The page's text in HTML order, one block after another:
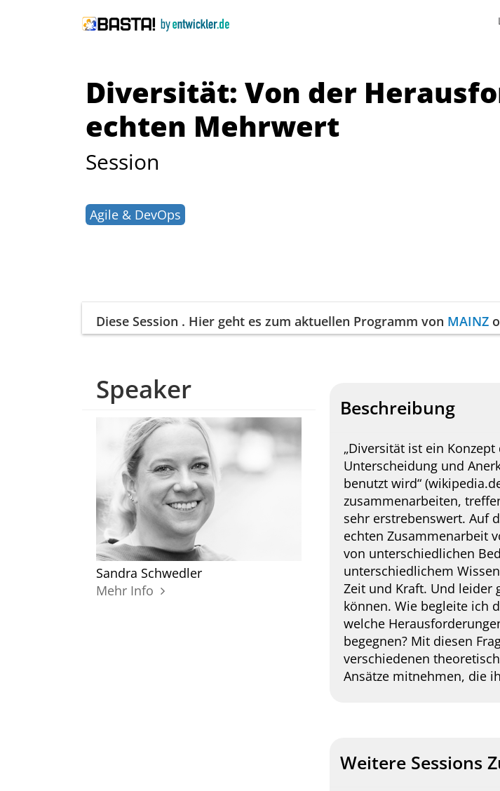
Diversität: Von der
echten Mehrwert
Session
Agile & DevOps
Diese Session . Hier geht es zum aktuellen Programm von MAINZ
Speaker
Sandra Schwedler
Mehr Info
Beschreibung
„Diversität ist ein
Unterscheidung und
benutzt wird“
zusammenarbeiten,
sehr erstrebenswert. Auf
echten Zusammenarbeit
von unterschiedlichen
unterschiedlichem
Zeit und Kraft. Und leider
können. Wie begleite ich
welche
begegnen? Mit diesen
verschiedenen
Ansätze mitnehmen, die
Weitere Sessions